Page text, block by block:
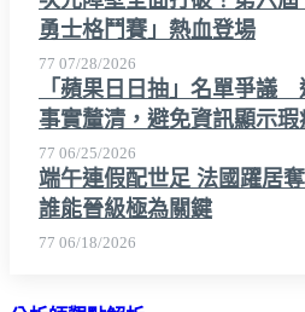
勇士格鬥賽」熱血登場
77 07/28/2026
「蘋果日日抽」名單爭議
事實釐清，避免資訊顯示
77 06/25/2026
端午連假配世足 法國躍居
誰能晉級極為關鍵
77 06/18/2026